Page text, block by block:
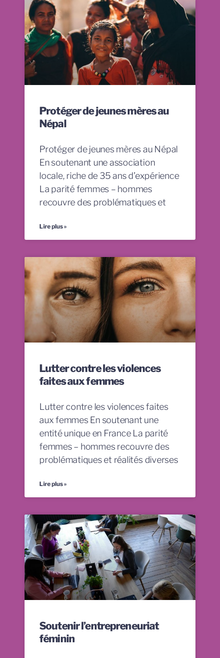
Protéger de jeunes mères au
Népal
Protéger de jeunes mères au Népal
En soutenant une association
locale, riche de 35 ans d’expérience
La parité femmes – hommes
recouvre des problématiques et
Lire plus »
Lutter contre les violences
faites aux femmes
Lutter contre les violences faites
aux femmes En soutenant une
entité unique en France La parité
femmes – hommes recouvre des
problématiques et réalités diverses
Lire plus »
Soutenir l’entrepreneuriat
féminin